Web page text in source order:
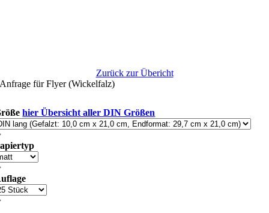
Zurück zur Übericht
Anfrage für Flyer (Wickelfalz)
hier Übersicht aller DIN Größen